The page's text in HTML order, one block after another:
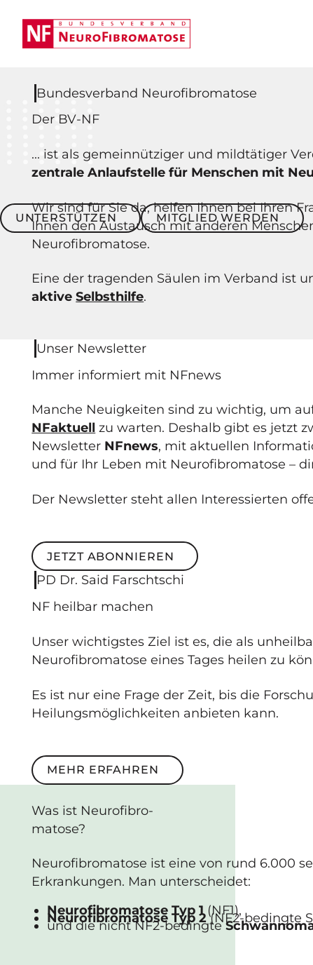
Bundesverband Neurofibromatose
Der BV-NF
... ist als gemeinnütziger und mildtätiger
zentrale Anlaufstelle für Menschen mit
Wir sind für Sie da, helfen Ihnen bei Ihren
Ihnen den Austausch mit anderen
Neurofibromatose.
Eine der tragenden Säulen im Verband ist
aktiveSelbsthilfe.
Unterstützen
UNTERSTÜTZEN Mitglied werden
MITGLIED WERDEN
Unser Newsletter
Immer informiert mit NFnews
Manche Neuigkeiten sind zu wichtig, um
NFaktuell zu warten. Deshalb gibt es jetzt
Newsletter NFnews, mit aktuellen
und für Ihr Leben mit Neurofibromatose –
Der Newsletter steht allen Interessierten
Jetzt abonnieren
JETZT ABONNIEREN
PD Dr. Said Farschtschi
NF heilbar machen
Unser wichtigstes Ziel ist es, die als
Neurofibromatose eines Tages heilen zu
Es ist nur eine Frage der Zeit, bis die
Heilungsmöglichkeiten anbieten kann.
Mehr erfahren
MEHR ERFAHREN
Was ist Neuro­fibro­
matose?
Neurofibromatose ist eine von rund 6.000
Erkrankungen. Man unterscheidet:
Neurofibromatose Typ 1(NF1),
Neurofibromatose Typ 2(NF2-bedingte
und die nicht NF2-bedingte